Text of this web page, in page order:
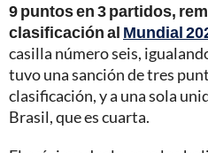
9 puntos en 3 partidos,
clasificación al Mundial
casilla número seis,
tuvo una sanción de tres
clasificación, y a una sola
Brasil, que es cuarta.